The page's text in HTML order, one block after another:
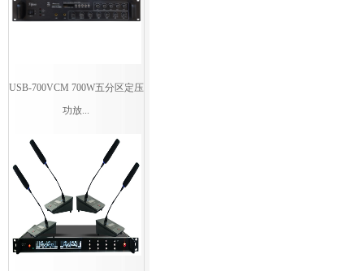
USB-700VCM 700W五分区定压
功放...